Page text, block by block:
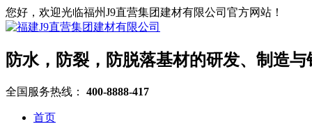
您好，欢迎光临福州J9直营集团建材有限公司官方网站！
防水，防裂，防脱落基材的研发、制造与
全国服务热线： 400-8888-417
首页